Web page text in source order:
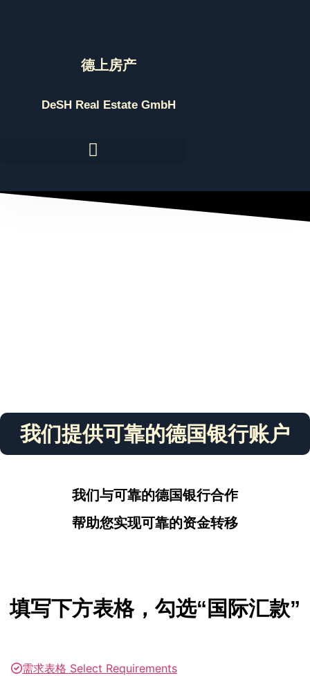
德上房产
DeSH Real Estate GmbH
我们提供可靠的德国银行账户
我们与可靠的德国银行合作
帮助您实现可靠的资金转移
填写下方表格，勾选“国际汇款”
需求表格 Select Requirements